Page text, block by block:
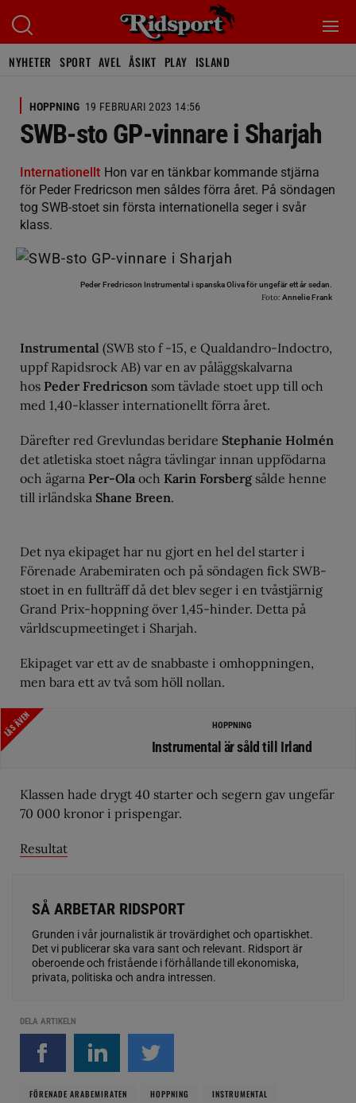
NYHETER SPORT AVEL ÅSIKT PLAY ISLAND
HOPPNING 19 FEBRUARI 2023 14:56
SWB-sto GP-vinnare i Sharjah
Internationellt Hon var en tänkbar kommande stjärna
för Peder Fredricson men såldes förra året. På söndagen
tog SWB-stoet sin första internationella seger i svår
klass.
Peder Fredricson Instrumental i spanska Oliva för ungefär ett år sedan.
Foto: Annelie Frank
Instrumental (SWB sto f -15, e Qualdandro-Indoctro,
uppf Rapidsrock AB) var en av påläggskalvarna
hos Peder Fredricson som tävlade stoet upp till och
med 1,40-klasser internationellt förra året.
Därefter red Grevlundas beridare Stephanie Holmén
det atletiska stoet några tävlingar innan uppfödarna
och ägarna Per-Ola och Karin Forsbergsålde henne
till irländska Shane Breen.
Det nya ekipaget har nu gjort en hel del starter i
Förenade Arabemiraten och på söndagen fick SWB-
stoet in en fullträff då det blev seger i en tvåstjärnig
Grand Prix-hoppning över 1,45-hinder. Detta på
världscupmeetinget i Sharjah.
Ekipaget var ett av de snabbaste i omhoppningen,
men bara ett av två som höll nollan.
LÄS ÄVEN HOPPNING
Instrumental är såld till Irland
Klassen hade drygt 40 starter och segern gav ungefär
70 000 kronor i prispengar.
Resultat
SÅ ARBETAR RIDSPORT
Grunden i vår journalistik är trovärdighet och opartiskhet.
Det vi publicerar ska vara sant och relevant. Ridsport är
oberoende och fristående i förhållande till ekonomiska,
privata, politiska och andra intressen.
DELA ARTIKELN
FÖRENADE ARABEMIRATEN HOPPNING
INSTRUMENTAL